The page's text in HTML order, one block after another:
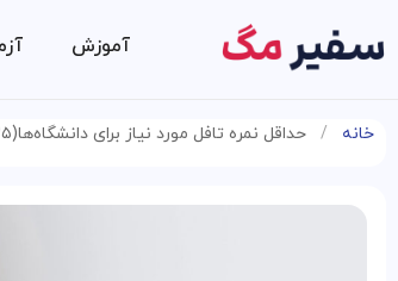
آموزش
خانه / حداقل نمره تافل مورد نیاز برای دانشگاه‌ها(۲۰۲۵)